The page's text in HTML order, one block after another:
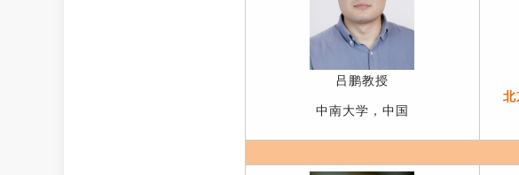
吕鹏教授
中南大学，中国
北